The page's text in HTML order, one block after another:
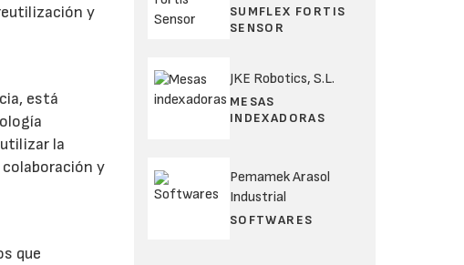
y
está
la
y
que
SUMFLEX FORTIS
SENSOR
JKE Robotics, S.L.
MESAS
INDEXADORAS
Pemamek Arasol
Industrial
SOFTWARES